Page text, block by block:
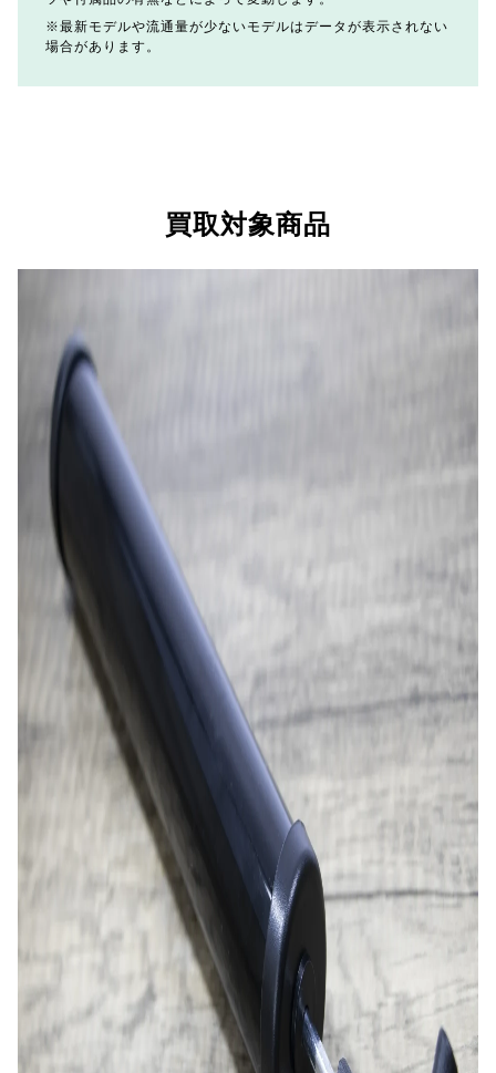
最新モデルや流通量が少ないモデルはデータが表示されない
場合があります。
買取対象商品